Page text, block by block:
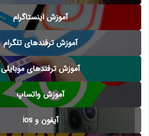
آموزش اینستاگرام
آموزش ترفندهای تلگرام
آموزش ترفندهای موبایلی
آموزش واتساپ
آیفون و ios